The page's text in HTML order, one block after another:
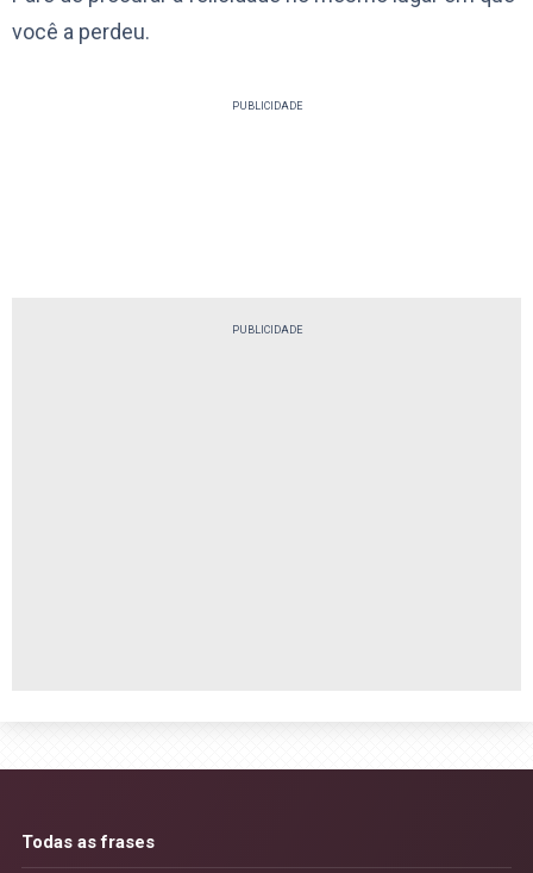
você a perdeu.
PUBLICIDADE
PUBLICIDADE
Todas as frases